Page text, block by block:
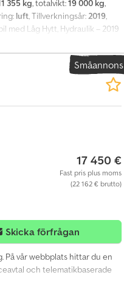
355 kg, totalvikt:19 000 kg,
luft, Tillverkningsår:2019,
med Låg Hytt, Hydraulik – 2019
Låg Motor och
hydraulisk retarder Säkerhet
och uppvärmda
(dagar): 1 ABS Airbag
Farthållare
338 kW Skatteeffekt: 34 hk
Småannons
17 450 €
Fast pris plus moms
(22 162 € brutto)
Skicka förfrågan
På vår webbplats hittar du en
och telematikbaserade